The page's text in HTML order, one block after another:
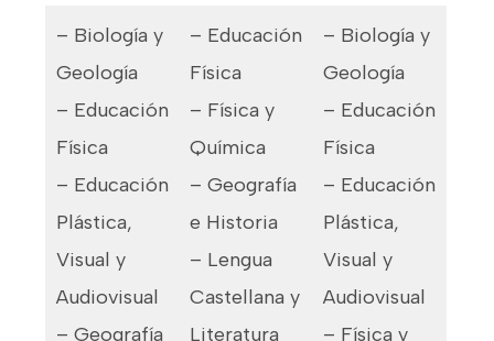
– Biología y
Geología
– Educación
Física
– Educación
Plástica,
Visual y
Audiovisual
– Geografía
– Educación
Física
– Física y
Química
– Geografía
e Historia
– Lengua
Castellana y
Literatura
– Biología y
Geología
– Educación
Física
– Educación
Plástica,
Visual y
Audiovisual
– Física y